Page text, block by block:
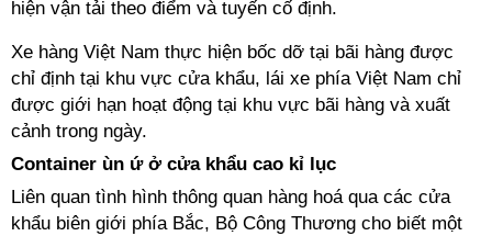
hiện vận tải theo điểm và tuyến cố định.
Xe hàng Việt Nam thực hiện bốc dỡ tại bãi hàng được
chỉ định tại khu vực cửa khẩu, lái xe phía Việt Nam chỉ
được giới hạn hoạt động tại khu vực bãi hàng và xuất
cảnh trong ngày.
Container ùn ứ ở cửa khẩu cao kỉ lục
Liên quan tình hình thông quan hàng hoá qua các cửa
khẩu biên giới phía Bắc, Bộ Công Thương cho biết một